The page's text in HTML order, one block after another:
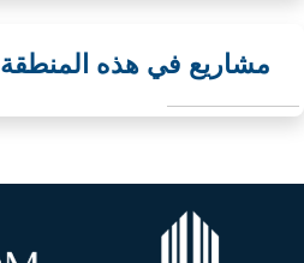
مشاريع في هذه المنطقة